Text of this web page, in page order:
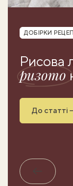
Рубрика
ДОБІРКИ
Рисова
ризото
До статті
Назад